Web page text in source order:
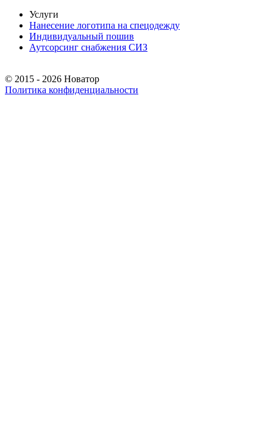
Услуги
Нанесение логотипа на спецодежду
Индивидуальный пошив
Аутсорсинг снабжения СИЗ
© 2015 - 2026 Новатор
Политика конфиденциальности